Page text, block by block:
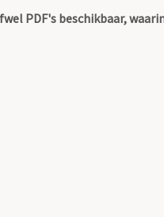
PDF's beschikbaar,